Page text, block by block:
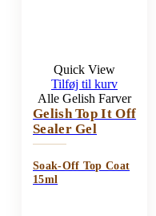
Quick View
Tilføj til kurv
Alle Gelish Farver
Gelish Top It Off
Sealer Gel
Soak-Off Top Coat
15ml